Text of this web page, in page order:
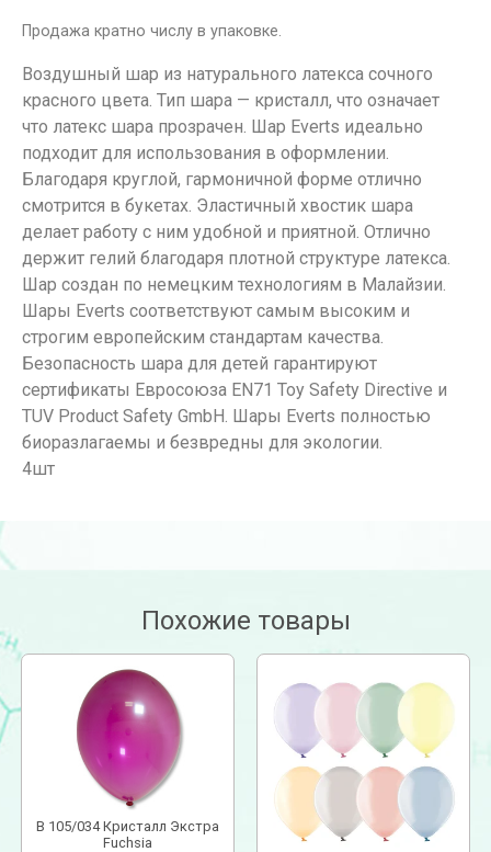
Продажа кратно числу в упаковке.
Воздушный шар из натурального латекса сочного
красного цвета. Тип шара — кристалл, что означает
что латекс шара прозрачен. Шар Everts идеально
подходит для использования в оформлении.
Благодаря круглой, гармоничной форме отлично
смотрится в букетах. Эластичный хвостик шара
делает работу с ним удобной и приятной. Отлично
держит гелий благодаря плотной структуре латекса.
Шар создан по немецким технологиям в Малайзии.
Шары Everts соответствуют самым высоким и
строгим европейским стандартам качества.
Безопасность шара для детей гарантируют
сертификаты Евросоюза EN71 Toy Safety Directive и
TUV Product Safety GmbH. Шары Everts полностью
биоразлагаемы и безвредны для экологии.
4шт
Похожие товары
В 105/034 Кристалл Экстра
Fuchsia